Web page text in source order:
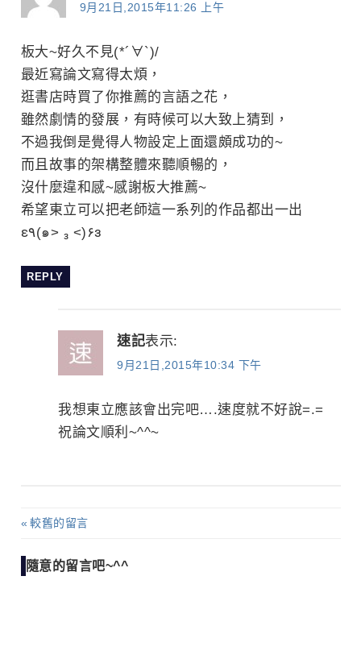
9月21日,2015年11:26 上午
板大~好久不見(*´∀`)/
最近寫論文寫得太煩，
逛書店時買了你推薦的言語之花，
雖然劇情的發展，有時候可以大致上猜到，
不過我倒是覺得人物設定上面還頗成功的~
而且故事的架構整體來聽順暢的，
沒什麼違和感~感謝板大推薦~
希望東立可以把老師這一系列的作品都出一出
ε٩(๑> ₃ <)۶з
REPLY
速記表示:
9月21日,2015年10:34 下午
我想東立應該會出完吧….速度就不好說=.=
祝論文順利~^^~
留
言
較舊的留言
隨意的留言吧~^^